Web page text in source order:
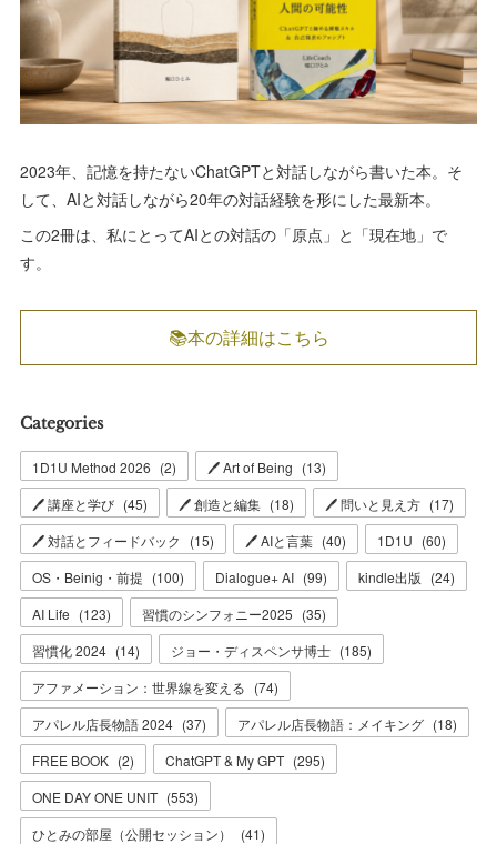
2023年、記憶を持たないChatGPTと対話しながら書いた本。そ
して、AIと対話しながら20年の対話経験を形にした最新本。
この2冊は、私にとってAIとの対話の「原点」と「現在地」で
す。
📚本の詳細はこちら
Categories
1D1U Method 2026 (2) 🖊 Art of Being (13)
🖊 講座と学び (45) 🖊 創造と編集 (18) 🖊 問いと見え方 (17)
🖊 対話とフィードバック
(15) 🖊 AIと言葉 (40) 1D1U (60)
OS・Beinig・前提 (100) Dialogue+ AI (99) kindle出版 (24)
AI Life (123) 習慣のシンフォニー2025 (35)
習慣化 2024 (14) ジョー・ディスペンサ博士 (185)
アファメーション：世界線を変える (74)
アパレル店長物語 2024 (37) アパレル店長物語：メイキング (18)
FREE BOOK (2) ChatGPT & My GPT (295)
ONE DAY ONE UNIT (553)
ひとみの部屋（公開セッション）
(41)